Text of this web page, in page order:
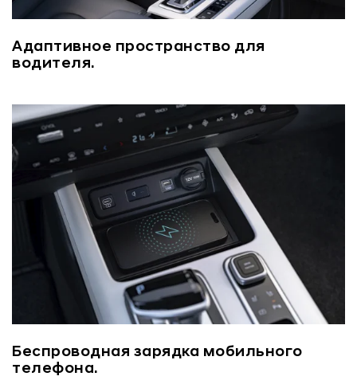
Адаптивное пространство для
водителя.
Беспроводная зарядка мобильного
телефона.